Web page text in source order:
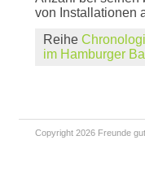
von Installationen
Reihe
im Hamburger
Copyright 2026 Freunde